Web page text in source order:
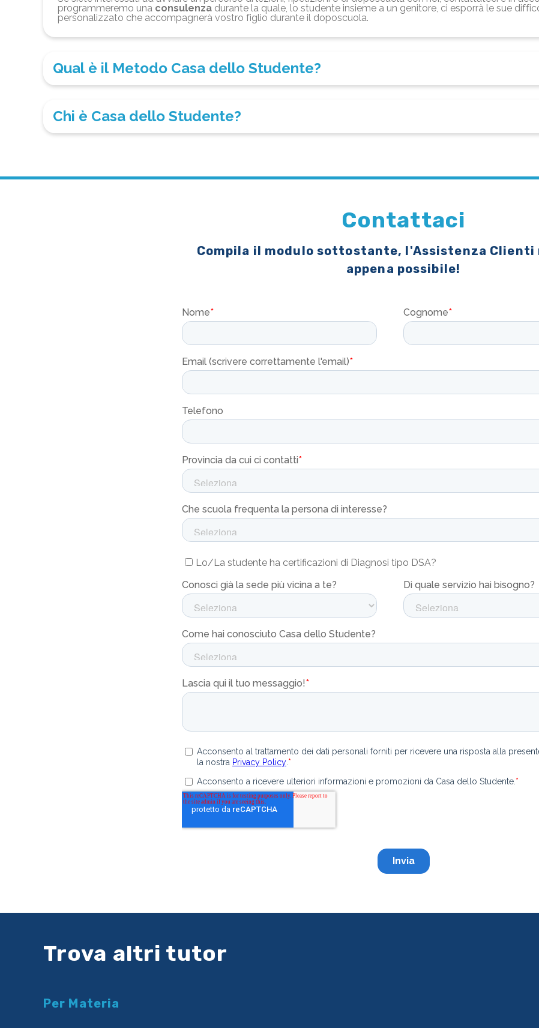
programmeremo una consulenza durante la quale, lo studente insieme a un genitore, ci esporrà le sue
personalizzato che accompagnerà vostro figlio durante il doposcuola.
Qual è il Metodo Casa dello Studente?
Chi è Casa dello Studente?
Contattaci
Compila il modulo sottostante, l'Assistenza Clienti
appena possibile!
Trova altri tutor
Per Materia